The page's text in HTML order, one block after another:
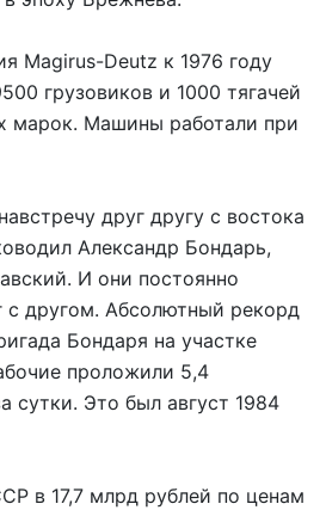
Magirus-Deutz к 1976 году
грузовиков и 1000 тягачей
марок. Машины работали при
друг другу с востока
Александр Бондарь,
И они постоянно
с другом. Абсолютный рекорд
Бондаря на участке
проложили 5,4
сутки. Это был август 1984
в 17,7 млрд рублей по ценам